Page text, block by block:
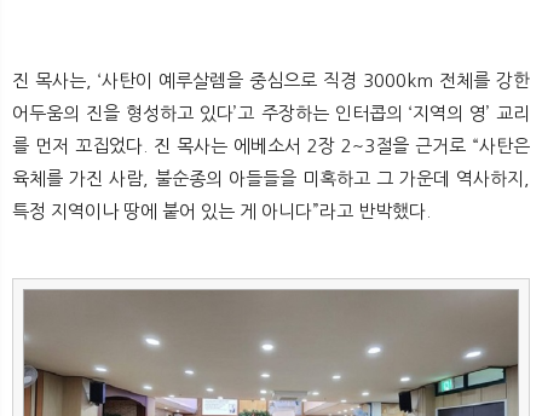
진 목사는, ‘사탄이 예루살렘을 중심으로 직경 3000km 전체를 강한
어두움의 진을 형성하고 있다’고 주장하는 인터콥의 ‘지역의 영’ 교리
를 먼저 꼬집었다. 진 목사는 에베소서 2장 2~3절을 근거로 “사탄은
육체를 가진 사람, 불순종의 아들들을 미혹하고 그 가운데 역사하지,
특정 지역이나 땅에 붙어 있는 게 아니다”라고 반박했다.